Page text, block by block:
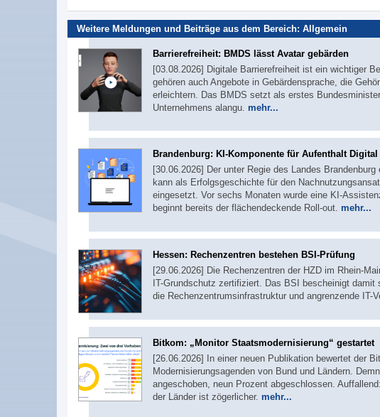
Weitere Meldungen und Beiträge aus dem Bereich: Allgemein
Barrierefreiheit: BMDS lässt Avatar gebärden
[03.08.2026] Digitale Barrierefreiheit ist ein wichtiger
gehören auch Angebote in Gebärdensprache, die
erleichtern. Das BMDS setzt als erstes
Unternehmens alangu. mehr...
Brandenburg: KI-Komponente für Aufenthalt Digital
[30.06.2026] Der unter Regie des Landes
kann als Erfolgsgeschichte für den
eingesetzt. Vor sechs Monaten wurde eine KI-
beginnt bereits der flächendeckende Roll-out. mehr...
Hessen: Rechenzentren bestehen BSI-Prüfung
[29.06.2026] Die Rechenzentren der HZD im Rhein-
IT-Grundschutz zertifiziert. Das BSI bescheinigt
die Rechenzentrumsinfrastruktur und angrenzende IT-
Bitkom: „Monitor Staatsmodernisierung“ gestartet
[26.06.2026] In einer neuen Publikation bewertet der
Modernisierungsagenden von Bund und Ländern.
angeschoben, neun Prozent abgeschlossen.
der Länder ist zögerlicher. mehr...